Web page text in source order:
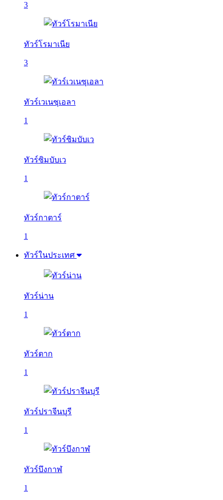
3
ทัวร์โรมาเนีย
3
ทัวร์เวเนซุเอลา
1
ทัวร์ซิมบับเว
1
ทัวร์กาตาร์
1
ทัวร์ในประเทศ
ทัวร์น่าน
1
ทัวร์ตาก
1
ทัวร์ปราจีนบุรี
1
ทัวร์บึงกาฬ
1